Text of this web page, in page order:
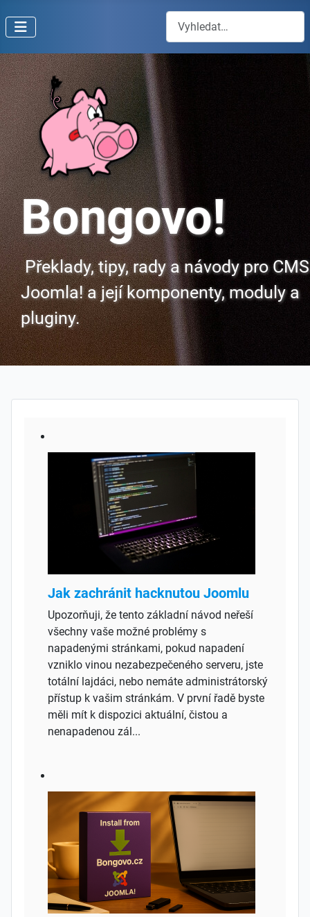
Hledat
Bongovo!
Překlady, tipy, rady a návody pro CMS
Joomla! a její komponenty, moduly a
pluginy.
Jak zachránit hacknutou Joomlu
Upozorňuji, že tento základní návod neřeší
všechny vaše možné problémy s
napadenými stránkami, pokud napadení
vzniklo vinou nezabezpečeného serveru, jste
totální lajdáci, nebo nemáte administrátorský
přístup k vašim stránkám. V první řadě byste
měli mít k dispozici aktuální, čistou a
nenapadenou zál...